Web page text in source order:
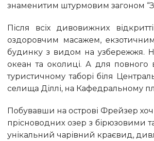
знаменитим штурмовим загоном
Після всіх дивовижних відкриттів, можна зупинитися в екологічно чистому пансіонаті і побалувати себе
оздоровчим масажем,
будинку з видом на узбережжя.
океан та околиці. А для
туристичному таборі біля
селища Діллі, на Кафедральному
Побувавши на острові Фрейзер хоч день, ні в кого не залишається сумнівів, чому його називають “райським”. Сотні
прісноводних озер з бірюзовими
унікальний чарівний краєвид,